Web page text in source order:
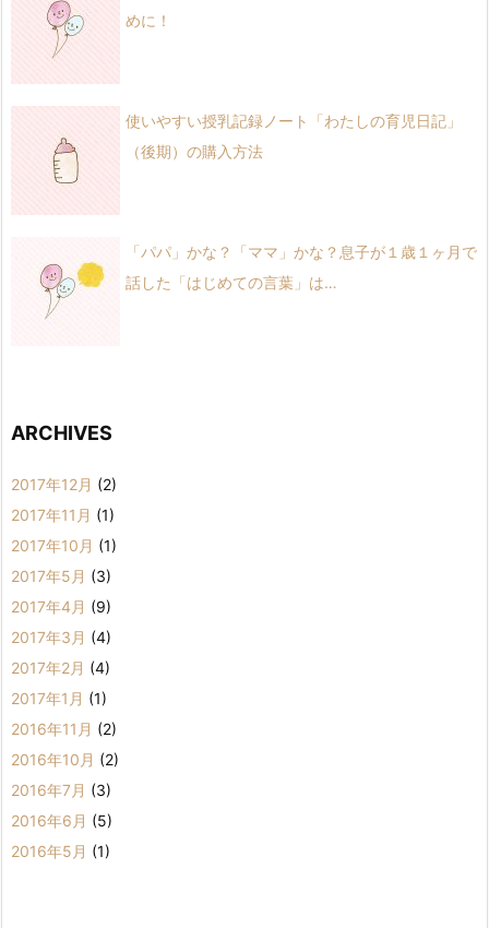
めに！
使いやすい授乳記録ノート「わたしの育児日記」
（後期）の購入方法
「パパ」かな？「ママ」かな？息子が１歳１ヶ月で
話した「はじめての言葉」は…
ARCHIVES
2017年12月 (2)
2017年11月 (1)
2017年10月 (1)
2017年5月 (3)
2017年4月 (9)
2017年3月 (4)
2017年2月 (4)
2017年1月 (1)
2016年11月 (2)
2016年10月 (2)
2016年7月 (3)
2016年6月 (5)
2016年5月 (1)